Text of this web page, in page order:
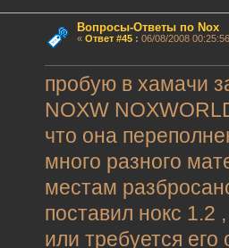
Вопросы-Ответы по Nox
« Ответ #45: 06/08/2008
пробую в хамачи
NOXW
что она
много разного
местам
поставил нокс 1.2
или требуется его